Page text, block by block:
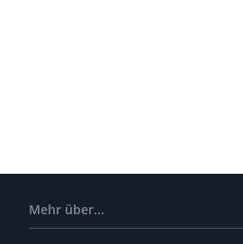
Mehr über...